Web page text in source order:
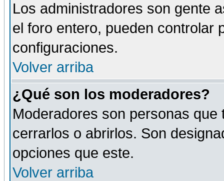
Los administradores son gente
el foro entero, pueden controlar
configuraciones.
Volver arriba
¿Qué son los moderadores?
Moderadores son personas
cerrarlos o abrirlos. Son
opciones que este.
Volver arriba